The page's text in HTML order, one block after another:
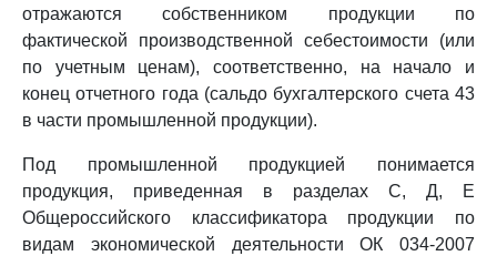
отражаются собственником продукции по
фактической производственной себестоимости (или
по учетным ценам), соответственно, на начало и
конец отчетного года (сальдо бухгалтерского счета 43
в части промышленной продукции).
Под промышленной продукцией понимается
продукция, приведенная в разделах С, Д, Е
Общероссийского классификатора продукции по
видам экономической деятельности ОК 034-2007